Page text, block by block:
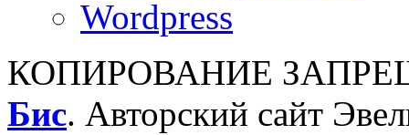
Wordpress
КОПИРОВАНИЕ
Бис. Авторский сайт